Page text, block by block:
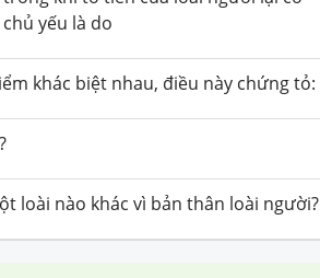
yếu là do
khác biệt nhau, điều này chứng tỏ:
loài nào khác vì bản thân loài người?